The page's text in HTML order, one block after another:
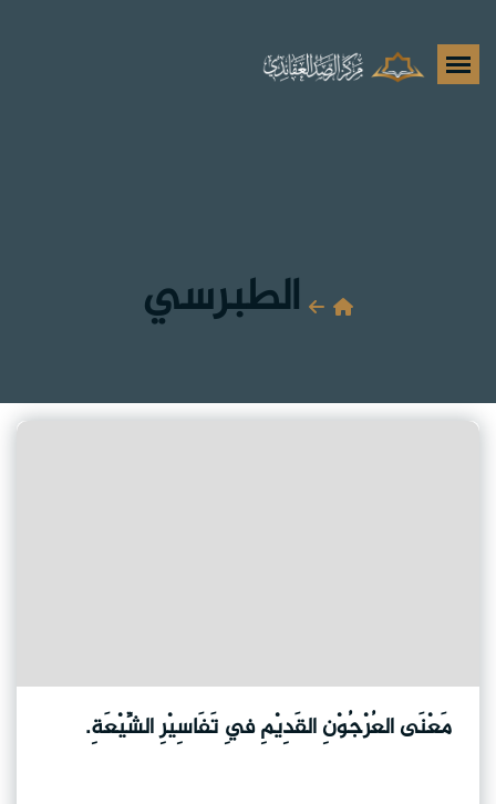
الطبرسي
مَعْنَى العُرْجُوْنِ القَدِيْمِ فِي تَفَاسِيْرِ الشِّيْعَةِ.